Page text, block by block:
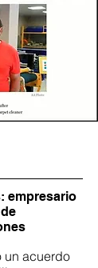
empresario
un acuerdo